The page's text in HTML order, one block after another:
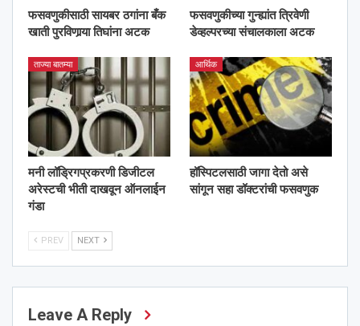
फसवणुकीसाठी सायबर ठगांना बँक
खाती पुरविणार्‍या तिघांना अटक
फसवणुकीच्या गुन्ह्यांत त्रिवेणी
डेव्हल्परच्या संचालकाला अटक
ताज्या बातम्या
मनी लॉड्रिगप्रकरणी डिजीटल
अरेस्टची भीती दाखवून ऑनलाईन
गंडा
आर्थिक
हॉस्पिटलसाठी जागा देतो असे
सांगून सहा डॉक्टरांची फसवणुक
PREV NEXT
Leave A Reply